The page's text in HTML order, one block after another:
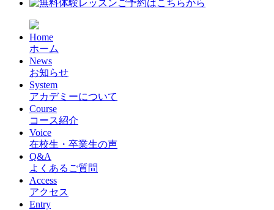
Home
ホーム
News
お知らせ
System
アカデミーについて
Course
コース紹介
Voice
在校生・卒業生の声
Q&A
よくあるご質問
Access
アクセス
Entry